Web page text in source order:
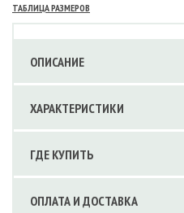
ТАБЛИЦА РАЗМЕРОВ
ОПИСАНИЕ
ХАРАКТЕРИСТИКИ
ГДЕ КУПИТЬ
ОПЛАТА И ДОСТАВКА